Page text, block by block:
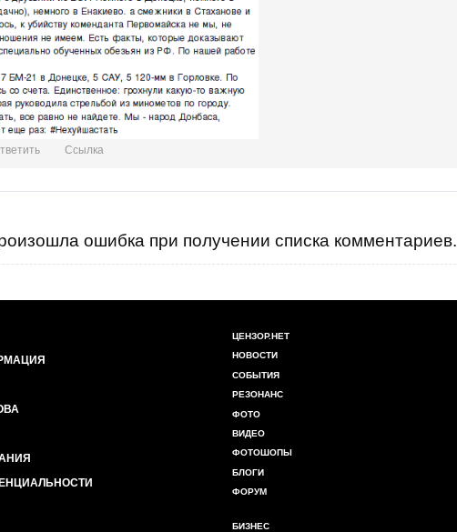
Ссылка
ошибка при получении списка комментариев.
ЦЕНЗОР.НЕТ
НОВОСТИ
СОБЫТИЯ
РЕЗОНАНС
ФОТО
ВИДЕО
ФОТОШОПЫ
БЛОГИ
ФОРУМ
БИЗНЕС